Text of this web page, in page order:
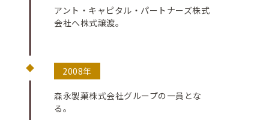
アント・キャピタル・パートナーズ株式
会社へ株式譲渡。
2008年
森永製菓株式会社グループの一員とな
る。